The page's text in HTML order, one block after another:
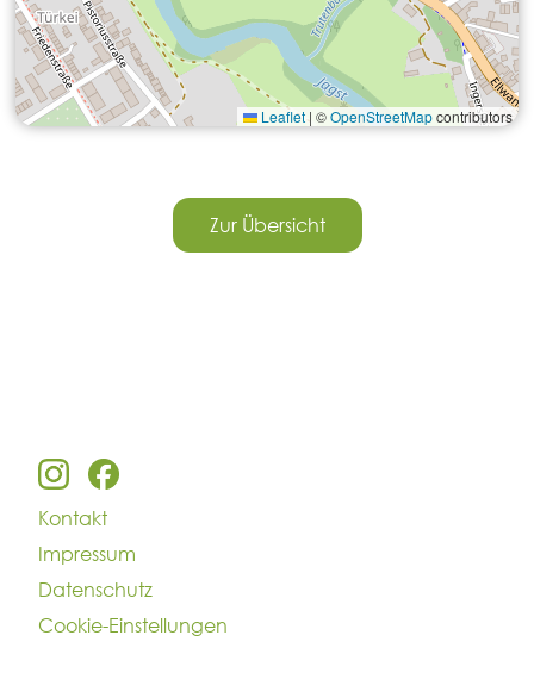
Leaflet| ©OpenStreetMapcontributors
Zur Übersicht
Kontakt
Impressum
Datenschutz
Cookie-Einstellungen